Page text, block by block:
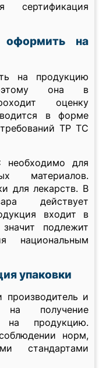
сертификация
оформить на
на продукцию
она в
оценку
в форме
ТР ТС
необходимо для
материалов.
для лекарств. В
действует
входит в
подлежит
национальным
упаковки
производитель и
получение
на продукцию.
норм,
стандартами